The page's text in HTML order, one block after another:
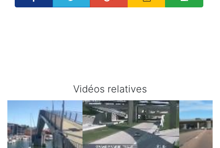
Vidéos relatives